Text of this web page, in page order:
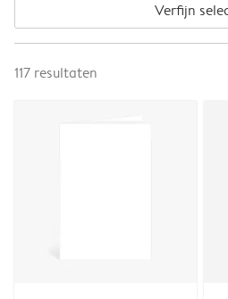
Verfijn
117 resultaten